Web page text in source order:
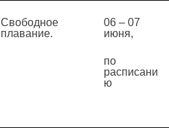
Свободное
плавание.
06 – 07
июня,
по
расписани
ю